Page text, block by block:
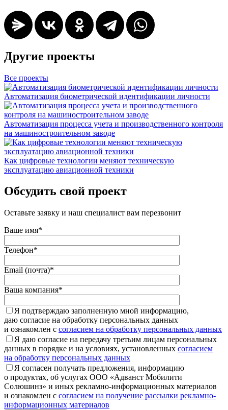
Другие проекты
Все проекты
Автоматизация биометрической идентификации личности
Автоматизация процесса учета и производственного контроля
на машиностроительном заводе
Как цифровые технологии меняют техническую
эксплуатацию авиационной техники
Обсудить свой проект
Оставьте заявку и наш специалист вам перезвонит
Ваше имя*
Телефон*
Email (почта)*
Ваша компания*
Я подтверждаю заполненную мной информацию,
даю согласие на обработку персональных данных
и ознакомлен с согласием на обработку персональных данных
Я даю согласие на передачу третьим лицам персональных
данных в порядке и на условиях, установленных согласием
на обработку персональных данных
Я согласен получать предложения, информацию
о продуктах, об услугах ООО «Адванст Мобилити
Солюшинз» и иных рекламно-информационных материалов
и ознакомлен с согласием на получение рассылки рекламно-
информационных материалов